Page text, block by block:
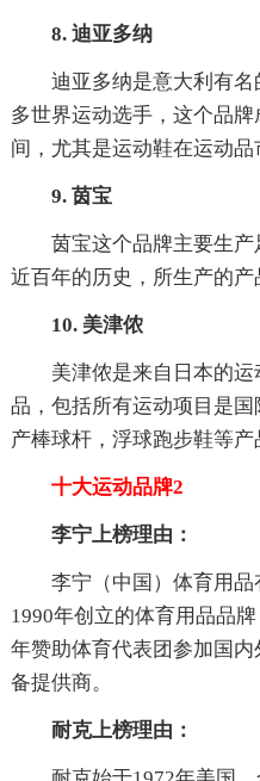
8. 迪亚多纳
迪亚多纳是意大利有
多世界运动选手，这个品
间，尤其是运动鞋在运动品
9. 茵宝
茵宝这个品牌主要生
近百年的历史，所生产的产
10. 美津侬
美津侬是来自日本的
品，包括所有运动项目是
产棒球杆，浮球跑步鞋等产
十大运动品牌2
李宁上榜理由：
李宁（中国）体育用
1990年创立的体育用品品
年赞助体育代表团参加国
备提供商。
耐克上榜理由：